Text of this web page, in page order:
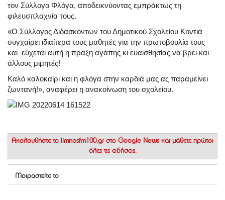
τον Σύλλογο Φλόγα, αποδεικνύοντας εμπράκτως τη
φιλευσπλαχνία τους.
«Ο Σύλλογος Διδασκόντων του Δημοτικού Σχολείου Κοντιά
συγχαίρει ιδιαίτερα τους μαθητές για την πρωτοβουλία τους
και εύχεται αυτή η πράξη αγάπης κι ευαισθησίας να βρει και
άλλους μιμητές!
Καλό καλοκαίρι και η φλόγα στην καρδιά μας ας παραμείνει
ζωντανή!», αναφέρει η ανακοίνωση του σχολείου.
Ακολουθήστε το limnosfm100.gr στο Google News και μάθετε πρώτοι
όλες τις ειδήσεις.
Μοιραστείτε το